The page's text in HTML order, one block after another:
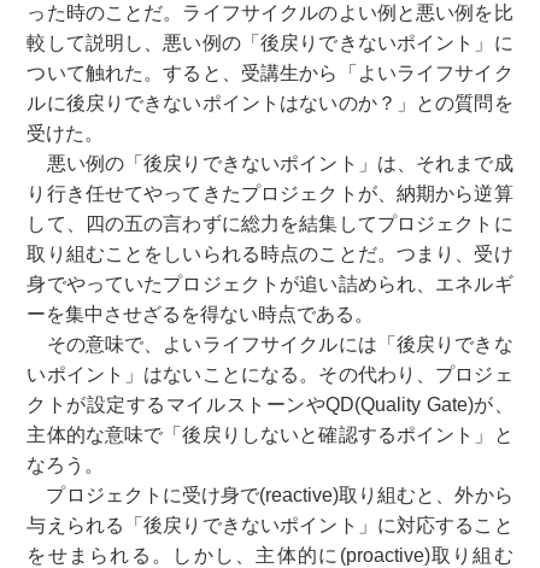
った時のことだ。ライフサイクルのよい例と悪い例を比
較して説明し、悪い例の「後戻りできないポイント」に
ついて触れた。すると、受講生から「よいライフサイク
ルに後戻りできないポイントはないのか？」との質問を
受けた。
悪い例の「後戻りできないポイント」は、それまで成
り行き任せてやってきたプロジェクトが、納期から逆算
して、四の五の言わずに総力を結集してプロジェクトに
取り組むことをしいられる時点のことだ。つまり、受け
身でやっていたプロジェクトが追い詰められ、エネルギ
ーを集中させざるを得ない時点である。
その意味で、よいライフサイクルには「後戻りできな
いポイント」はないことになる。その代わり、プロジェ
クトが設定するマイルストーンやQD(Quality Gate)が、
主体的な意味で「後戻りしないと確認するポイント」と
なろう。
プロジェクトに受け身で(reactive)取り組むと、外から
与えられる「後戻りできないポイント」に対応すること
をせまられる。しかし、主体的に(proactive)取り組む